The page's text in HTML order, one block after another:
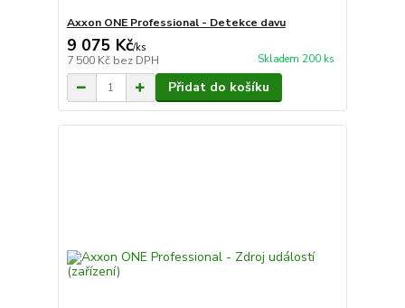
Axxon ONE Professional - Detekce davu
9 075 Kč/ks
7 500 Kč bez DPH Skladem 200 ks
Přidat do košíku